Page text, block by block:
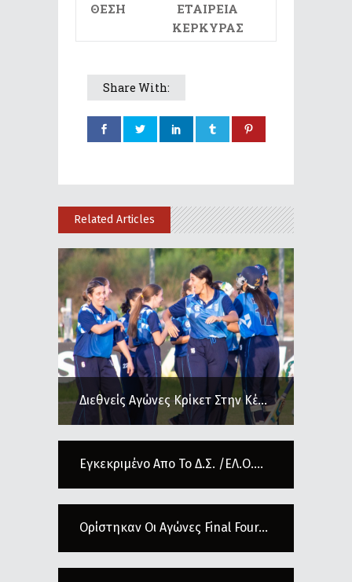
ΘΕΣΗ
ΕΤΑΙΡΕΙΑ
ΚΕΡΚΥΡΑΣ
Share With:
Related Articles
Διεθνείς Αγώνες Κρίκετ Στην Κέ...
Εγκεκριμένο Απο Το Δ.Σ. /ΕΛ.Ο....
Ορίστηκαν Οι Αγώνες Final Four...